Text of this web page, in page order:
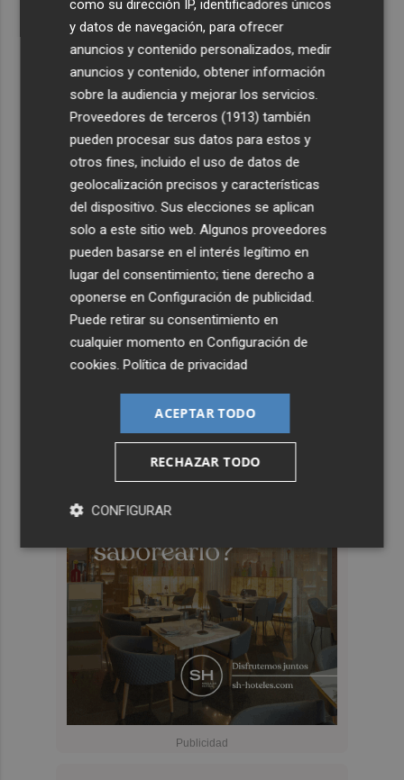
como su dirección IP, identificadores únicos
y datos de navegación, para ofrecer
anuncios y contenido personalizados, medir
anuncios y contenido, obtener información
sobre la audiencia y mejorar los servicios.
Proveedores de terceros (1913) también
pueden procesar sus datos para estos y
otros fines, incluido el uso de datos de
geolocalización precisos y características
del dispositivo. Sus elecciones se aplican
solo a este sitio web. Algunos proveedores
pueden basarse en el interés legítimo en
lugar del consentimiento; tiene derecho a
oponerse enConfiguración de publicidad
Puede retirar su consentimiento en
cualquier momento enConfiguración de
cookies .Política de privacidad
ACEPTAR TODO
RECHAZAR TODO
CONFIGURAR